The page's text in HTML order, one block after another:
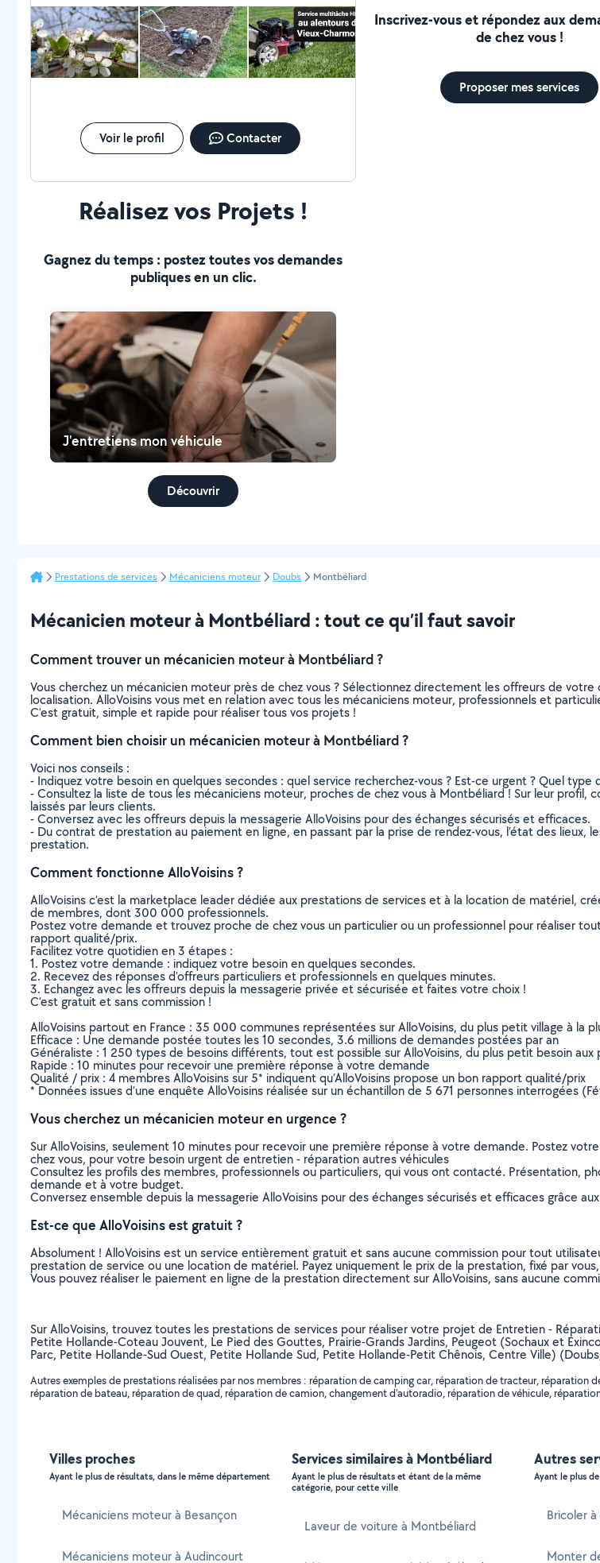
l'effort de l'entretien quotidien ( tonte, arrosage, taille
de vos fleurs ,contrôle mécanique, nettoyage et petit
bricolage ) laissez-moi un message pour vous rappeler,
merci.
Voir le profil Contacter
Inscrivez-vous et répondez aux
de chez vous !
Proposer mes services
Réalisez vos Projets !
Gagnez du temps : postez toutes vos demandes
publiques en un clic.
J'entretiens mon véhicule
Découvrir
Prestations de services Mécaniciens moteur Doubs Montbéliard
Mécanicien moteur à Montbéliard : tout ce qu’il faut savoir
Comment trouver un mécanicien moteur à Montbéliard ?
Vous cherchez un mécanicien moteur près de chez vous ? Sélectionnez directement les offreurs de
localisation. AlloVoisins vous met en relation avec tous les mécaniciens moteur, professionnels et
C’est gratuit, simple et rapide pour réaliser tous vos projets !
Comment bien choisir un mécanicien moteur à Montbéliard ?
Voici nos conseils :
- Indiquez votre besoin en quelques secondes : quel service recherchez-vous ? Est-ce urgent ? Quel
- Consultez la liste de tous les mécaniciens moteur, proches de chez vous à Montbéliard ! Sur leur
laissés par leurs clients.
- Conversez avec les offreurs depuis la messagerie AlloVoisins pour des échanges sécurisés et efficaces.
- Du contrat de prestation au paiement en ligne, en passant par la prise de rendez-vous, l’état des
prestation.
Comment fonctionne AlloVoisins ?
AlloVoisins c’est la marketplace leader dédiée aux prestations de services et à la location de matériel,
de membres, dont 300 000 professionnels.
Postez votre demande et trouvez proche de chez vous un particulier ou un professionnel pour réaliser
rapport qualité/prix.
Facilitez votre quotidien en 3 étapes :
1. Postez votre demande : indiquez votre besoin en quelques secondes.
2. Recevez des réponses d’offreurs particuliers et professionnels en quelques minutes.
3. Echangez avec les offreurs depuis la messagerie privée et sécurisée et faites votre choix !
C’est gratuit et sans commission !
AlloVoisins partout en France : 35 000 communes représentées sur AlloVoisins, du plus petit village à la
Efficace : Une demande postée toutes les 10 secondes, 3.6 millions de demandes postées par an
Généraliste : 1 250 types de besoins différents, tout est possible sur AlloVoisins, du plus petit besoin aux
Rapide : 10 minutes pour recevoir une première réponse à votre demande
Qualité / prix : 4 membres AlloVoisins sur 5* indiquent qu’AlloVoisins propose un bon rapport qualité/prix
* Données issues d’une enquête AlloVoisins réalisée sur un échantillon de 5 671 personnes interrogées
Vous cherchez un mécanicien moteur en urgence ?
Sur AlloVoisins, seulement 10 minutes pour recevoir une première réponse à votre demande. Postez
chez vous, pour votre besoin urgent de entretien - réparation autres véhicules
Consultez les profils des membres, professionnels ou particuliers, qui vous ont contacté. Présentation,
demande et à votre budget.
Conversez ensemble depuis la messagerie AlloVoisins pour des échanges sécurisés et efficaces grâce
Est-ce que AlloVoisins est gratuit ?
Absolument ! AlloVoisins est un service entièrement gratuit et sans aucune commission pour tout
prestation de service ou une location de matériel. Payez uniquement le prix de la prestation, fixé par
Vous pouvez réaliser le paiement en ligne de la prestation directement sur AlloVoisins, sans aucune
Sur AlloVoisins, trouvez toutes les prestations de services pour réaliser votre projet de Entretien -
Petite Hollande-Coteau Jouvent, Le Pied des Gouttes, Prairie-Grands Jardins, Peugeot (Sochaux et
Parc, Petite Hollande-Sud Ouest, Petite Hollande Sud, Petite Hollande-Petit Chênois, Centre Ville)
Autres exemples de prestations réalisées par nos membres : réparation de camping car, réparation de tracteur,
réparation de bateau, réparation de quad, réparation de camion, changement d'autoradio, réparation de véhicule,
Villes proches
Ayant le plus de résultats, dans le même département
Mécaniciens moteur à Besançon
Mécaniciens moteur à Audincourt
Services similaires à Montbéliard
Ayant le plus de résultats et étant de la même
catégorie, pour cette ville
Laveur de voiture à Montbéliard
Autres
Ayant le plus
Bricoler
Monter